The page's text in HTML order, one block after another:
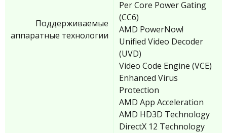
Поддерживаемые
аппаратные технологии
Per Core Power Gating
(CC6)
AMD PowerNow!
Unified Video Decoder
(UVD)
Video Code Engine (VCE)
Enhanced Virus
Protection
AMD App Acceleration
AMD HD3D Technology
DirectX 12 Technology